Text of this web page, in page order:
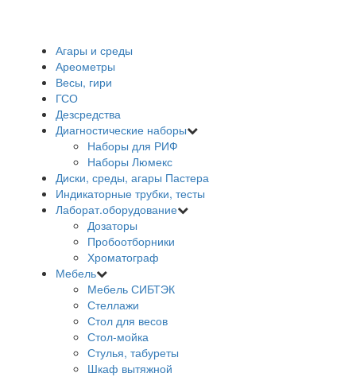
Агары и среды
Ареометры
Весы, гири
ГСО
Дезсредства
Диагностические наборы
Наборы для РИФ
Наборы Люмекс
Диски, среды, агары Пастера
Индикаторные трубки, тесты
Лаборат.оборудование
Дозаторы
Пробоотборники
Хроматограф
Мебель
Мебель СИБТЭК
Стеллажи
Стол для весов
Стол-мойка
Стулья, табуреты
Шкаф вытяжной